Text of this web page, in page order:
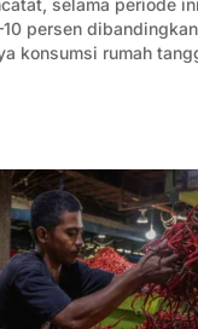
selama periode
persen
konsumsi rumah